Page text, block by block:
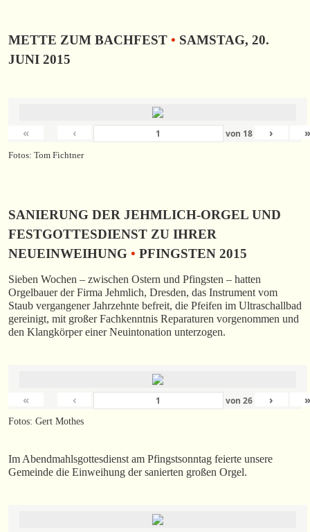
METTE ZUM BACHFEST • SAMSTAG, 20.
JUNI 2015
« ‹ von 18 ›
Fotos: Tom Fichtner
SANIERUNG DER JEHMLICH-ORGEL UND
FESTGOTTESDIENST ZU IHRER
NEUEINWEIHUNG • PFINGSTEN 2015
Sieben Wochen – zwischen Ostern und Pfingsten – hatten
Orgelbauer der Firma Jehmlich, Dresden, das Instrument vom
Staub vergangener Jahrzehnte befreit, die Pfeifen im Ultraschallbad
gereinigt, mit großer Fachkenntnis Reparaturen vorgenommen und
den Klangkörper einer Neuintonation unterzogen.
« ‹ von 26 ›
Fotos: Gert Mothes
Im Abendmahlsgottesdienst am Pfingstsonntag feierte unsere
Gemeinde die Einweihung der sanierten großen Orgel.